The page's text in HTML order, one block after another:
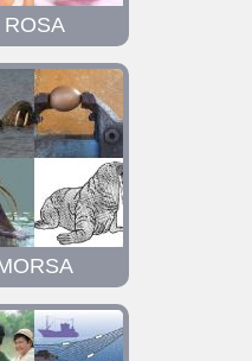
ROSA